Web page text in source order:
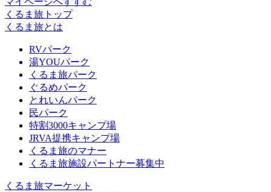
くるま旅トップ
くるま旅とは
RVパーク
湯YOUパーク
くるま旅パーク
ぐるめパーク
とれいんパーク
民パーク
特割3000キャンプ場
JRVA提携キャンプ場
くるま旅のマナー
くるま旅施設パートナー募集中
くるま旅マーケット